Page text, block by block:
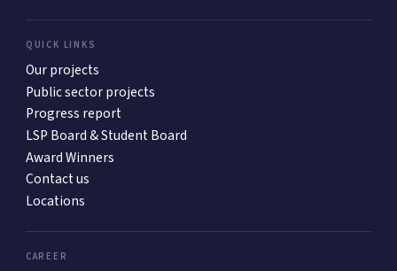
QUICK LINKS
Our projects
Public sector projects
Progress report
LSP Board & Student Board
Award Winners
Contact us
Locations
CAREER